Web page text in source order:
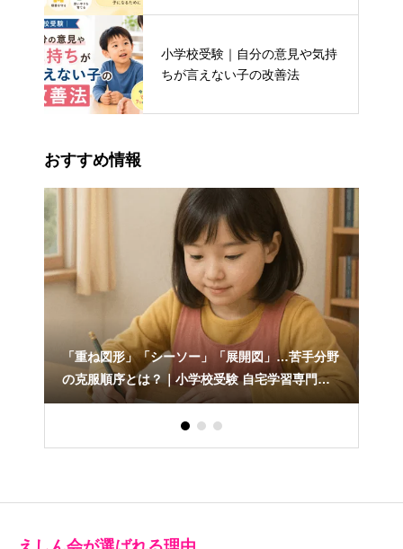
小学校受験｜自分の意見や気持
ちが言えない子の改善法
おすすめ情報
「重ね図形」「シーソー」「展開図」…苦手分野
の克服順序とは？｜小学校受験 自宅学習専門教
材のえしん会